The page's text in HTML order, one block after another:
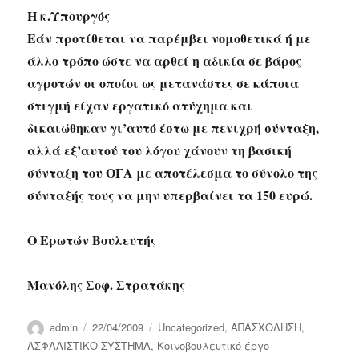
Η κ.Υπουργός
Εάν προτίθεται να παρέμβει νομοθετικά ή με
άλλο τρόπο ώστε να αρθεί η αδικία σε βάρος
αγροτών οι οποίοι ως μετανάστες σε κάποια
στιγμή είχαν εργατικό ατύχημα και
δικαιώθηκαν γι’αυτό έστω με πενιχρή σύνταξη,
αλλά εξ’αυτού του λόγου χάνουν τη βασική
σύνταξη του ΟΓΑ με αποτέλεσμα το σύνολο της
σύνταξής τους να μην υπερβαίνει τα 150 ευρώ.
Ο Ερωτών Βουλευτής
Μανόλης Σοφ. Στρατάκης
Author
admin
Posted
on
22/04/2009 Categories
Uncategorized,ΑΠΑΣΧΟΛΗΣΗ,
ΑΣΦΑΛΙΣΤΙΚΟ ΣΥΣΤΗΜΑ, Κοινοβουλευτικό έργο